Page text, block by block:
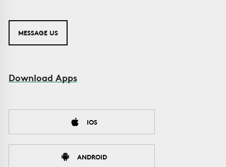
MESSAGE US
Download Apps
IOS
ANDROID